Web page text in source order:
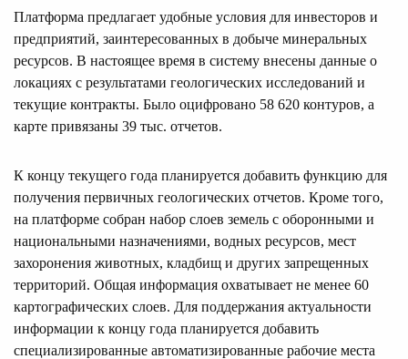
Платформа предлагает удобные условия для инвесторов и
предприятий, заинтересованных в добыче минеральных
ресурсов. В настоящее время в систему внесены данные о
локациях с результатами геологических исследований и
текущие контракты. Было оцифровано 58 620 контуров, а
карте привязаны 39 тыс. отчетов.
К концу текущего года планируется добавить функцию для
получения первичных геологических отчетов. Кроме того,
на платформе собран набор слоев земель с оборонными и
национальными назначениями, водных ресурсов, мест
захоронения животных, кладбищ и других запрещенных
территорий. Общая информация охватывает не менее 60
картографических слоев. Для поддержания актуальности
информации к концу года планируется добавить
специализированные автоматизированные рабочие места